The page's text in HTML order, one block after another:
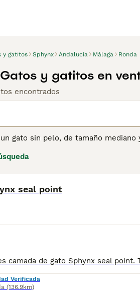
y gatitos Sphynx Andalucía Málaga Ronda
y gatitos en
encontrados
gato sin pelo, de tamaño
de los años, el Sphynx ha
de consejos de compra de
seal point
Verificada
(136.9km)